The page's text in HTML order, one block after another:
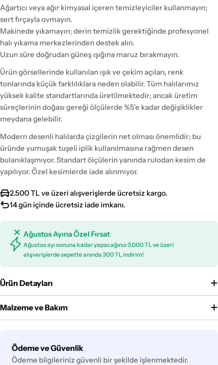
Ağartıcı veya ağır kimyasal içeren temizleyiciler kullanmayın;
sert fırçayla ovmayın.
Makinede yıkamayın; derin temizlik gerektiğinde profesyonel
halı yıkama merkezlerinden destek alın.
Uzun süre doğrudan güneş ışığına maruz bırakmayın.
Ürün görsellerinde kullanılan ışık ve çekim açıları, renk
tonlarında küçük farklılıklara neden olabilir. Tüm halılarımız
yüksek kalite standartlarında üretilmektedir; ancak üretim
süreçlerinin doğası gereği ölçülerde %5'e kadar değişiklikler
meydana gelebilir.
Modern desenli halılarda çizgilerin net olması önemlidir; bu
üründe yumuşak tuşeli iplik kullanılmasına rağmen desen
bulanıklaşmıyor. Standart ölçülerin yanında rulodan kesim de
yapılıyor. Özel kesimlerde iade alınmıyor.
2.500 TL ve üzeri alışverişlerde ücretsiz kargo.
14 gün içinde ücretsiz iade imkanı.
Ağustos Ayına Özel Fırsat
Ağustos ayı sonuna kadar yapacağınız 3.000 TL ve üzeri
alışverişlerde sepette anında 300 TL indirim!
Ürün Detayları
Malzeme ve Bakım
Ödeme ve Güvenlik
Ödeme
yöntemleri
Ödeme bilgileriniz güvenli bir şekilde işlenmektedir.